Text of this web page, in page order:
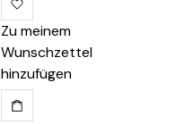
Zu meinem
Wunschzettel
hinzufügen